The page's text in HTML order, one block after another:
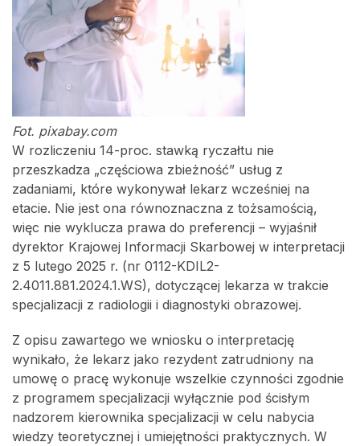
Fot. pixabay.com
W rozliczeniu 14-proc. stawką ryczałtu nie
przeszkadza „częściowa zbieżność” usług z
zadaniami, które wykonywał lekarz wcześniej na
etacie. Nie jest ona równoznaczna z tożsamością,
więc nie wyklucza prawa do preferencji – wyjaśnił
dyrektor Krajowej Informacji Skarbowej w interpretacji
z 5 lutego 2025 r. (nr 0112-KDIL2-
2.4011.881.2024.1.WS), dotyczącej lekarza w trakcie
specjalizacji z radiologii i diagnostyki obrazowej.
Z opisu zawartego we wniosku o interpretację
wynikało, że lekarz jako rezydent zatrudniony na
umowę o pracę wykonuje wszelkie czynności zgodnie
z programem specjalizacji wyłącznie pod ścisłym
nadzorem kierownika specjalizacji w celu nabycia
wiedzy teoretycznej i umiejętności praktycznych. W